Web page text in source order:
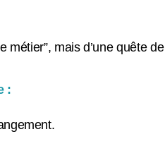
mais d’une quête
: